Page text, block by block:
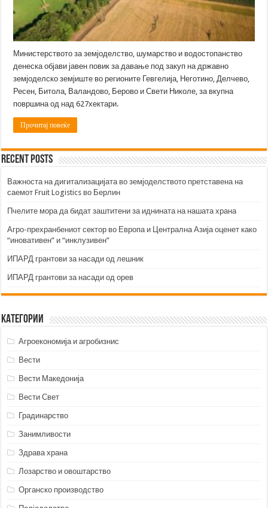
Министерството за земјоделство, шумарство и водостопанство
денеска објави јавен повик за давање под закуп на државно
земјоделско земјиште во регионите Гевгелија, Неготино, Делчево,
Ресен, Битола, Валандово, Берово и Свети Николе, за вкупна
површина од над 627хектари.
Прочитај повеќе
Recent Posts
Важноста на дигитализацијата во земјоделството претставена на
саемот Fruit Logistics во Берлин
Пчелите мора да бидат заштитени за иднината на нашата храна
Агро-прехранбениот сектор во Европа и Централна Азија оценет како
“иновативен” и “инклузивен”
ИПАРД грантови за насади од лешник
ИПАРД грантови за насади од орев
Категории
Агроекономија и агробизнис
Вести
Вести Македонија
Вести Свет
Градинарство
Занимливости
Здрава храна
Лозарство и овоштарство
Органско производство